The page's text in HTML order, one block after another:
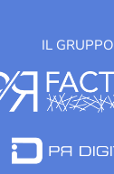
IL GRUPPO